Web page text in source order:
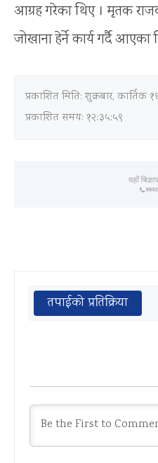
आग्रह गरेका थिए । मृतक
जोखाना हेर्ने कार्य गर्दै आएका
प्रकाशित मिति:शुक्रबार, कार्तिक
प्रकाशित समय: १२:३५:५९
तपाईको प्रतिक्रिया